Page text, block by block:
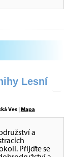
Lesní
Ves |Mapa
a
Přijďte se